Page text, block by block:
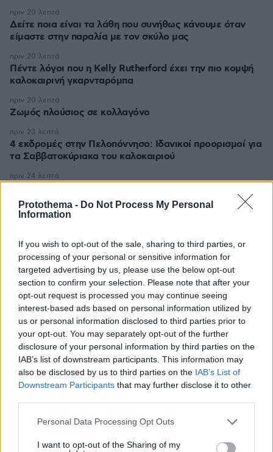
Protothema - Do Not Process My Personal
Information
If you wish to opt-out of the sale, sharing to third parties, or
processing of your personal or sensitive information for
targeted advertising by us, please use the below opt-out
section to confirm your selection. Please note that after your
opt-out request is processed you may continue seeing
interest-based ads based on personal information utilized by
us or personal information disclosed to third parties prior to
your opt-out. You may separately opt-out of the further
disclosure of your personal information by third parties on the
IAB’s list of downstream participants. This information may
also be disclosed by us to third parties on the IAB’s List of
Downstream Participants that may further disclose it to other
Please note that this website/app uses one or more Google
not limited to your visit or usage behaviour. You may click to
Personal Data Processing Opt Outs
I want to opt-out of the Sharing of my
Δείτε ποια είναι τα λάθη που συνήθως κάνουμε όταν
είμαστε στην παραλία με τον σκύλο μας
πριν 20 λεπτά
Πέντε λόγοι που η Kelly Rutherford έχει την πιο κομψή
καλοκαιρινή γκαρνταρόμπα
πριν 20 λεπτά
Ζωμός πλούσιος σε κολλαγόνο
πριν 20 λεπτά
4 εκδρομές στην Πελοπόννησο: Ιδανικοί προορισμοί για
τα Σαββατοκύριακα του καλοκαιριού
πριν 23 λεπτά
Σαμοθράκη: «Την έβγαλαν στη στεριά σε ημιλιπόθυμη
κατάσταση»
πριν 24 λεπτά
Τι θα συμβεί αν πίνουμε ένα σφηνάκι ελαιόλαδο κάθε
μέρα – Απαντά η Λίνσει που το δοκίμασε για 2
εβδομάδες
ΔΕΙΤΕ ΟΛΕΣ ΤΙΣ ΕΙΔΗΣΕΙΣ
ΤΑ ΠΙΟ ΔΗΜΟΦΙΛΗ